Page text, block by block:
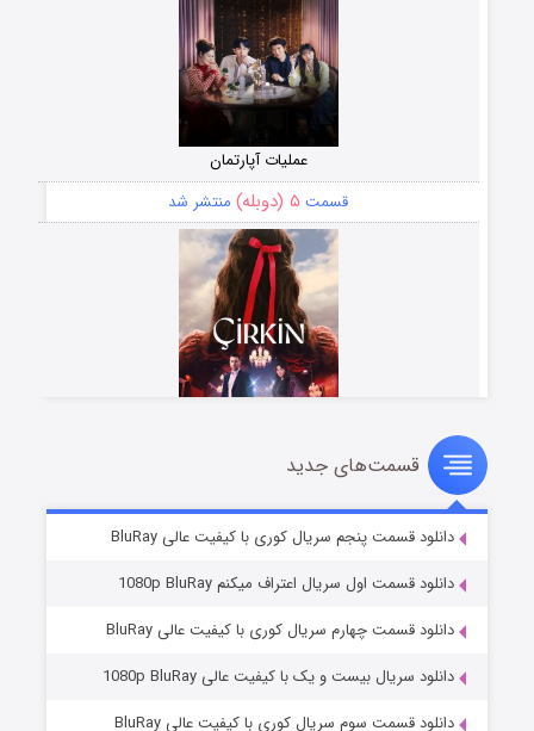
عملیات آپارتمان
قسمت ۵ (دوبله) منتشر شد
سریال زشت
قسمت۲ (زیرنویس) منتشر شد
قسمت‌های جدید
دانلود قسمت پنجم سریال کوری با کیفیت عالی BluRay
دانلود قسمت اول سریال اعتراف میکنم 1080p BluRay
دانلود قسمت چهارم سریال کوری با کیفیت عالی BluRay
دانلود سریال بیست و یک با کیفیت عالی 1080p BluRay
دانلود قسمت سوم سریال کوری با کیفیت عالی BluRay